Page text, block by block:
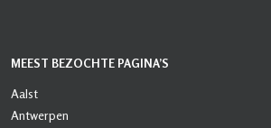
MEEST BEZOCHTE PAGINA’S
Aalst
Antwerpen